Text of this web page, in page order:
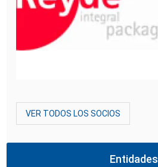
VER TODOS LOS SOCIOS
Entidades